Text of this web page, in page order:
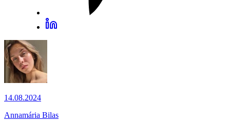
14.08.2024
Annamária Bilas